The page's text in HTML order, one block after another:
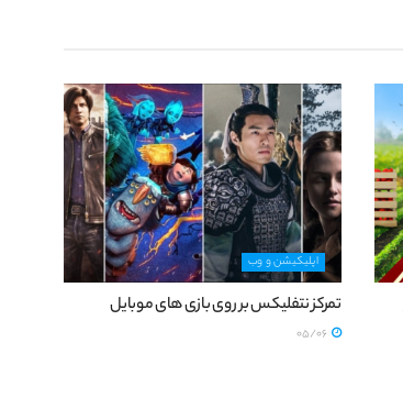
اپلیکیشن و وب
تمرکز نتفلیکس بر روی بازی های موبایل